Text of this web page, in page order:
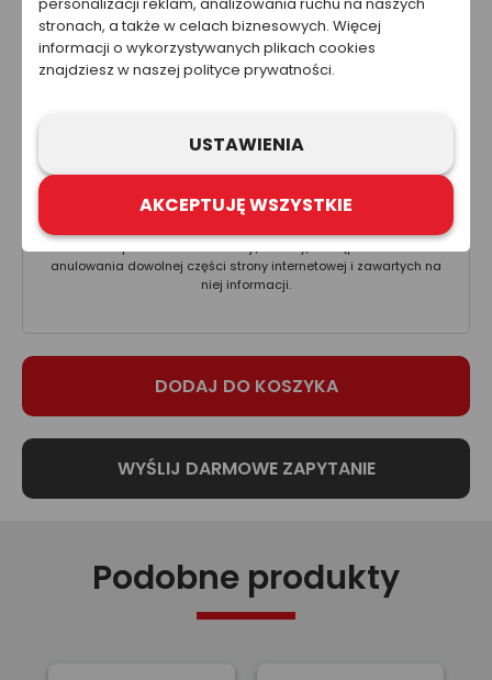
45.73 zł
Cena nie zawiera kosztów wysyłki.
żadnym wypadku informacje zawarte na stronie nie powinny
być wykorzystywane ani traktowane jako oferta sprzedaży,
natomiast mogą być traktowane jako zaproszenie lub
z grupy Refloactive. Zawarcie umowy wymaga indywidualnych
anulowania dowolnej części strony internetowej i zawartych na
niej informacji.
Podobne produkty
stronach, a także w celach biznesowych. Więcej
informacji o wykorzystywanych plikach cookies
znajdziesz w naszej polityce prywatności.
USTAWIENIA
AKCEPTUJĘ WSZYSTKIE